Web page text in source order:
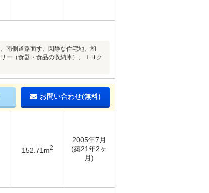
南側道路面す、閑静な住宅地、和
ー（食器・食品の収納庫）、ＩＨク
お問い合わせ(無料)
152.71m2
2005年7月
(築21年2ヶ
月)